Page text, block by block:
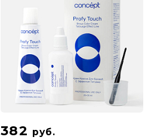
382 руб.